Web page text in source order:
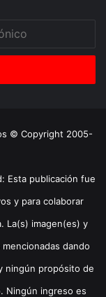
© Copyright 2005-
Esta publicación fue
y para colaborar
La(s) imagen(es) y
dando
ningún propósito de
Ningún ingreso es